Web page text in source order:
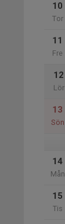
10
Tor
11
Fre
12
Lör
13
Sön
14
Mån
15
Tis